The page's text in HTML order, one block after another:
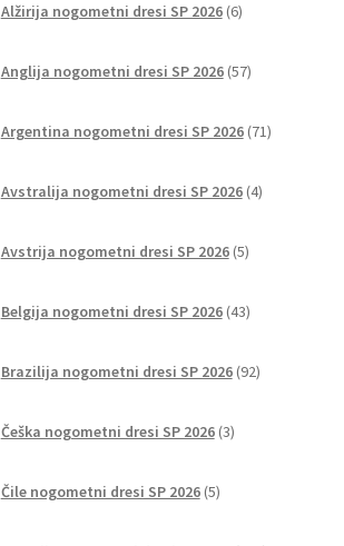
izberete
strani
Alžirija nogometni dresi SP 2026 6izdelkov
Anglija nogometni dresi SP 2026 57izdelkov
Argentina nogometni dresi SP 2026 71izdelkov
Avstralija nogometni dresi SP 2026 4izdelki
Avstrija nogometni dresi SP 2026 5izdelkov
Belgija nogometni dresi SP 2026 43izdelkov
Brazilija nogometni dresi SP 2026 92izdelkov
Češka nogometni dresi SP 2026 3izdelki
Čile nogometni dresi SP 2026 5izdelkov